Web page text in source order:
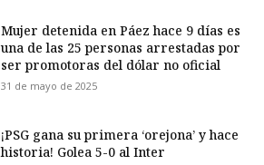
Mujer detenida en Páez hace 9 días es
una de las 25 personas arrestadas por
ser promotoras del dólar no oficial
31 de mayo de 2025
¡PSG gana su primera ‘orejona’ y hace
historia! Golea 5-0 al Inter